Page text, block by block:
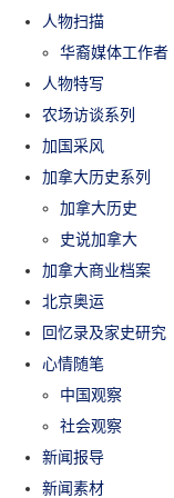
人物扫描
华裔媒体工作者
人物特写
农场访谈系列
加国采风
加拿大历史系列
加拿大历史
史说加拿大
加拿大商业档案
北京奥运
回忆录及家史研究
心情随笔
中国观察
社会观察
新闻报导
新闻素材